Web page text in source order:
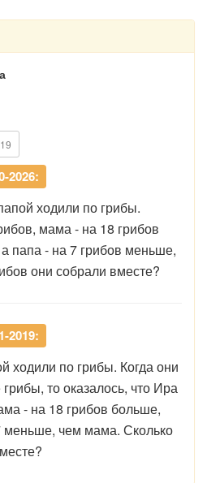
2026:
ходили по грибы.
мама - на 18 грибов
папа - на 7 грибов меньше,
они собрали вместе?
2019:
ходили по грибы. Когда они
то оказалось, что Ира
- на 18 грибов больше,
меньше, чем мама. Сколько